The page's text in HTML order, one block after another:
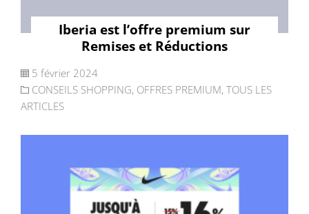
Iberia est l’offre premium sur
Remises et Réductions
5 février 2024
CONSEILS SHOPPING, OFFRES PREMIUM, TOUS LES
ARTICLES